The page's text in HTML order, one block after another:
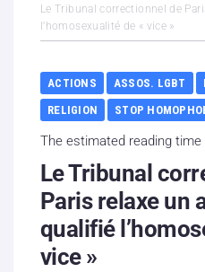
Contenus litigieux
Nous soutenir
Boutique
Partenaires
Contacts
Hébergement solidaire
Le Tribunal correctionnel de
l’homosexualité de « vice »
ACTIONS ASSOS. LGBT
RELIGION
STOP
The estimated reading
Le Tribunal
Paris relaxe un
qualifié
vice »